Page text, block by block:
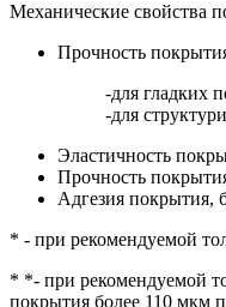
Механические свойства
Прочность
-для гладких
-для
Эластичность
Прочность
Адгезия покрытия,
* - при рекомендуемой
* *- при рекомендуемой
покрытия более 110 мкм